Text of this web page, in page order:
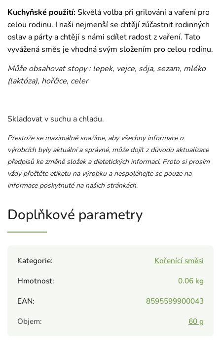
Kuchyňské použití:Skvělá volba při grilování a vaření pro
celou rodinu. I naši nejmenší se chtějí zúčastnit rodinných
oslav a párty a chtějí s námi sdílet radost z vaření. Tato
vyvážená směs je vhodná svým složením pro celou rodinu.
Může obsahovat stopy : lepek, vejce, sója, sezam, mléko
(laktóza), hořčice, celer
Skladovat v suchu a chladu.
Přestože se maximálně snažíme, aby všechny informace o
výrobcích byly aktuální a správné, může dojít z důvodu aktualizace
předpisů ke změně složek a dietetických informací. Proto si prosím
vždy přečtěte etiketu na výrobku a nespoléhejte se pouze na
informace poskytnuté na našich stránkách.
Doplňkové parametry
Kategorie:
Kořenící směsi
Hmotnost:
0.06 kg
EAN:
8595599900043
Objem: 60 g